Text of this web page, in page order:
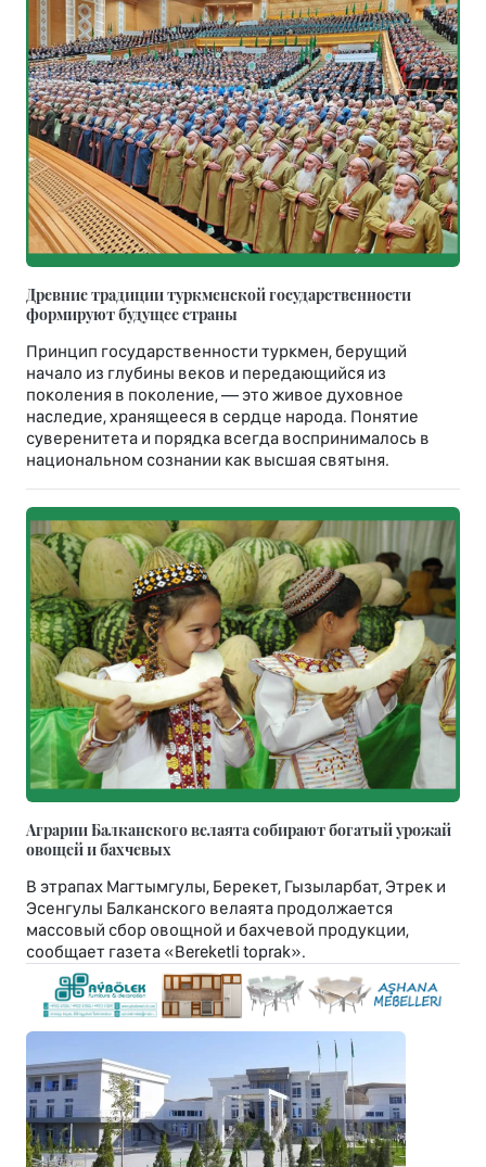
Древние традиции туркменской государственности
формируют будущее страны
Принцип государственности туркмен, берущий
начало из глубины веков и передающийся из
поколения в поколение, — это живое духовное
наследие, хранящееся в сердце народа. Понятие
суверенитета и порядка всегда воспринималось в
национальном сознании как высшая святыня.
Аграрии Балканского велаята собирают богатый урожай
овощей и бахчевых
В этрапах Магтымгулы, Берекет, Гызыларбат, Этрек и
Эсенгулы Балканского велаята продолжается
массовый сбор овощной и бахчевой продукции,
сообщает газета «Bereketli toprak».